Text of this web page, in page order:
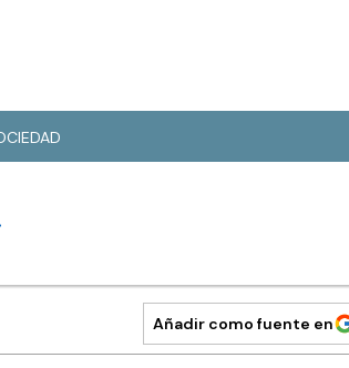
Añadir como fuente en